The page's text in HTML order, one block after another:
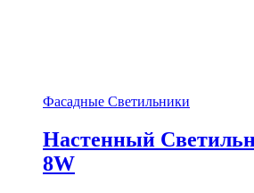
Фасадные Светильники
Настенный
8W